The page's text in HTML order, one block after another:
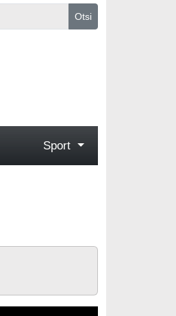
Otsi
Sport